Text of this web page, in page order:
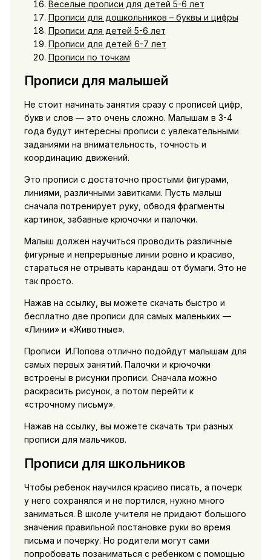
Веселые прописи для детей 5-6 лет
Прописи для дошкольников – буквы и цифры
Прописи для детей 5-6 лет
Прописи для детей 6-7 лет
Прописи по точкам
Прописи для малышей
Не стоит начинать занятия сразу с прописей цифр,
букв и слов — это очень сложно. Малышам в 3-4
года будут интересны прописи с увлекательными
заданиями на внимательность, точность и
координацию движений.
Это прописи с достаточно простыми фигурами,
линиями, различными завитками. Пусть малыш
сначала потренирует руку, обводя фрагменты
картинок, забавные крючочки и палочки.
Малыш должен научиться проводить различные
фигурные и непрерывные линии ровно и красиво,
стараться не отрывать карандаш от бумаги. Это не
так просто.
Нажав на ссылку, вы можете скачать быстро и
бесплатно две прописи для самых маленьких —
«Линии» и «Животные».
Прописи И.Попова отлично подойдут малышам для
самых первых занятий. Палочки и крючочки
встроены в рисунки прописи. Сначала можно
раскрасить рисунок, а потом перейти к
«строчному письму».
Нажав на ссылку, вы можете скачать три разных
прописи для мальчиков.
Прописи для школьников
Чтобы ребенок научился красиво писать, а почерк
у него сохранялся и не портился, нужно много
заниматься. В школе учителя не придают большого
значения правильной постановке руки во время
письма и почерку. Но родители могут сами
попробовать позаниматься с ребенком с помощью